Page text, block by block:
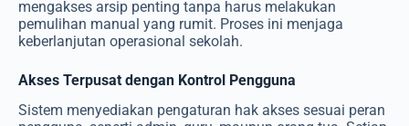
mengakses arsip penting tanpa harus melakukan
pemulihan manual yang rumit. Proses ini menjaga
keberlanjutan operasional sekolah.
Akses Terpusat dengan Kontrol Pengguna
Sistem menyediakan pengaturan hak akses sesuai peran